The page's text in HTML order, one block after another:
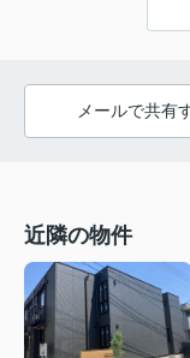
メールで共有
近隣の物件